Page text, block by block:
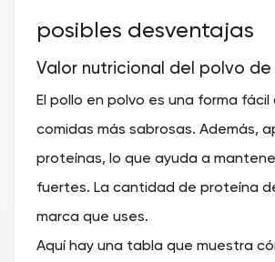
posibles desventajas
Valor nutricional del polvo de
El pollo en polvo es una forma fácil
comidas más sabrosas. Además,
proteínas, lo que ayuda a
fuertes. La cantidad de proteína
marca que uses.
Aquí hay una tabla que muestra